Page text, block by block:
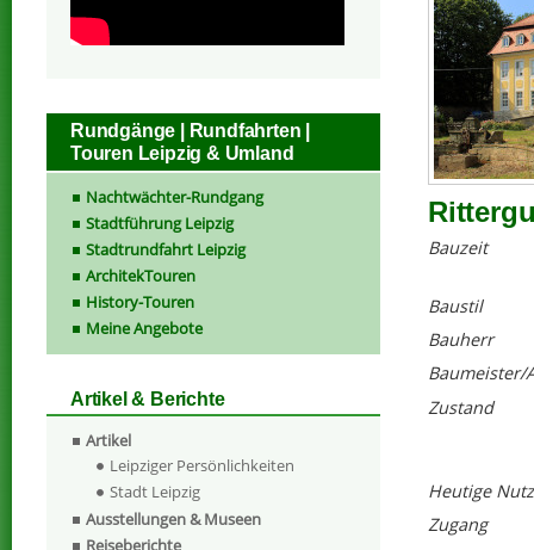
Bauzeit
Baustil
Bauherr
Baumeister/
Zustand
Heutige
Zugang
Rundgänge | Rundfahrten |
Touren Leipzig & Umland
Nachtwächter-Rundgang
Stadtführung Leipzig
Stadtrundfahrt Leipzig
ArchitekTouren
History-Touren
Meine Angebote
Artikel & Berichte
Artikel
Leipziger Persönlichkeiten
Stadt Leipzig
Ausstellungen & Museen
Reiseberichte